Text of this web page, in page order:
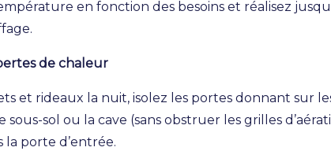
en fonction des besoins et réalisez
de chaleur
et rideaux la nuit, isolez les portes donnant sur
sous-sol ou la cave (sans obstruer les grilles
la porte d’entrée.